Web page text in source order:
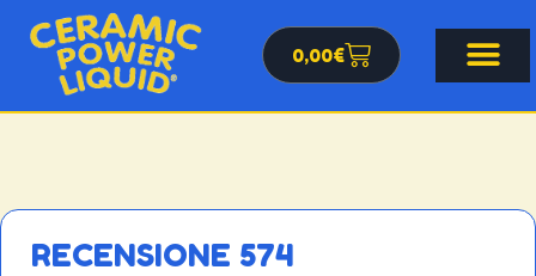
0,00€
RECENSIONE 574